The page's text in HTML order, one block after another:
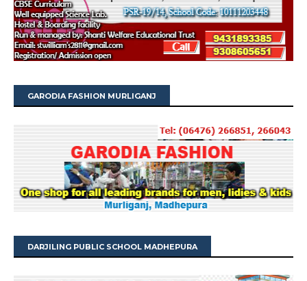
GARODIA FASHION MURLIGANJ
DARJILING PUBLIC SCHOOL MADHEPURA